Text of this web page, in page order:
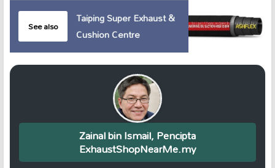
See also
Taiping Super Exhaust &
Cushion Centre
Zainal bin Ismail, Pencipta
ExhaustShopNearMe.my